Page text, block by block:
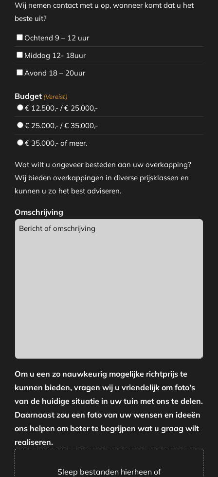
Wij nemen contact met u op, wanneer komt dat u het
beste uit?
Ochtend 9 – 12 uur
Middag 12- 18uur
Avond 18 – 20uur
Budget (Vereist)
€ 12.500,- / € 25.000,-
€ 25.000,- / € 35.000,-
€ 35.000,- of meer.
Wat wilt u ongeveer besteden aan uw overkapping?
Wij bieden overkappingen in diverse prijsklassen en
kunnen u zo het best adviseren.
Omschrijving
Om u een zo nauwkeurig mogelijke richtprijs te
kunnen bieden, vragen wij u vriendelijk om foto's
van de huidige situatie in uw tuin met ons te delen.
Daarnaast zou een foto van uw wensen en ideeën
ons helpen om beter te begrijpen wat u graag wilt
realiseren.
Sleep bestanden hierheen of